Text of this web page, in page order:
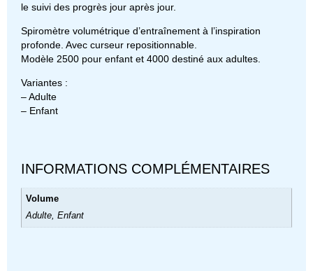
le suivi des progrès jour après jour.
Spiromètre volumétrique d’entraînement à l’inspiration
profonde. Avec curseur repositionnable.
Modèle 2500 pour enfant et 4000 destiné aux adultes.
Variantes :
– Adulte
– Enfant
INFORMATIONS COMPLÉMENTAIRES
Volume
Adulte, Enfant